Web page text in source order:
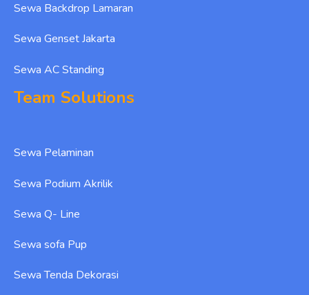
Sewa Backdrop Lamaran
Sewa Genset Jakarta
Sewa AC Standing
Team Solutions
Sewa Pelaminan
Sewa Podium Akrilik
Sewa Q- Line
Sewa sofa Pup
Sewa Tenda Dekorasi